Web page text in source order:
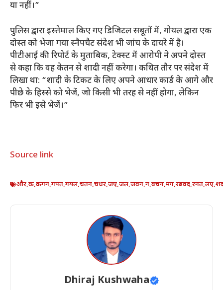
या नहीं।”
पुलिस द्वारा इस्तेमाल किए गए डिजिटल सबूतों में, गोयल द्वारा एक
दोस्त को भेजा गया स्नैपचैट संदेश भी जांच के दायरे में है।
पीटीआई की रिपोर्ट के मुताबिक, टेक्स्ट में आरोपी ने अपने दोस्त
से कहा कि वह केतन से शादी नहीं करेगा। कथित तौर पर संदेश में
लिखा था: “शादी के टिकट के लिए अपने आधार कार्ड के आगे और
पीछे के हिस्से को भेजें, जो किसी भी तरह से नहीं होगा, लेकिन
फिर भी इसे भेजें।”
Source link
और,क,कगन,गपत,गयल,चतन,चधर,जए,जल,जवन,न,बचन,मग,रढवद,रनत,लए,
Dhiraj Kushwaha